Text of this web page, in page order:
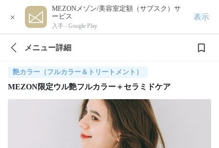
×
MEZONメゾン/美容室定額（サブスク）サ
ービス
入手 - Google Play
表示
メニュー詳細
艶カラー（フルカラー＆トリートメント）
MEZON限定ウル艶フルカラー＋セラミドケア